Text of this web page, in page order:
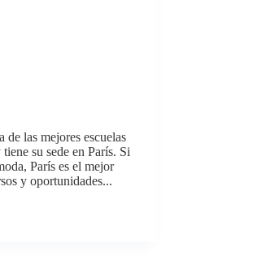
de las mejores escuelas
su sede en París. Si
París es el mejor
y oportunidades...